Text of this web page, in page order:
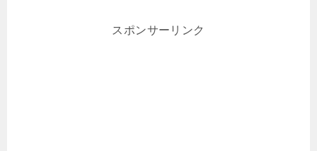
スポンサーリンク